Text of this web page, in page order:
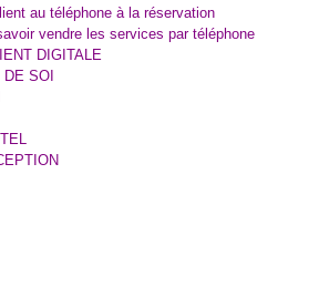
au téléphone à la réservation
vendre les services par téléphone
DIGITALE
SOI